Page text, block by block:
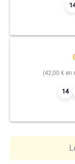
(42,00 € en
14